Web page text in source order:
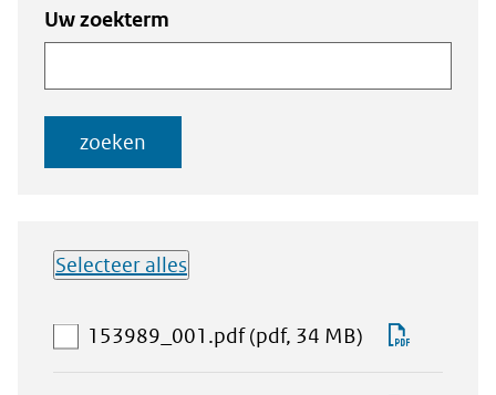
Zoeken
naar
documenten
Zoeken naar
Uw zoekterm
zoeken
Selecteer alles
downloadbare
153989_001.pdf(pdf, 34 MB) aan